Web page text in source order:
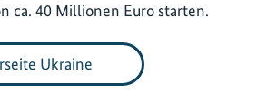
ca. 40 Millionen Euro starten.
Ukraine